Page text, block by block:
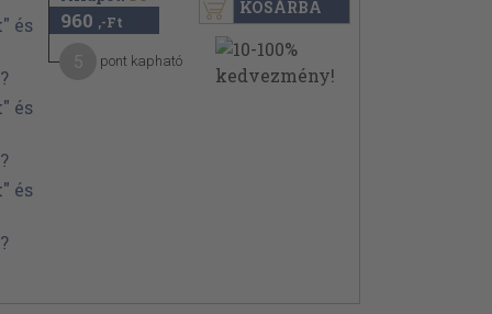
960 ,-Ft
pont kapható
KOSÁRBA